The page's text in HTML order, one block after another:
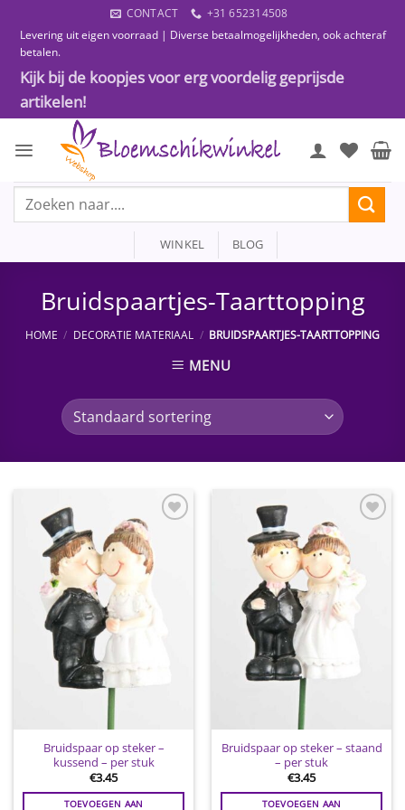
naar
inhoud
CONTACT
+31 652314508
Levering uit eigen voorraad | Diverse betaalmogelijkheden, ook achteraf
betalen.
Kijk bij de koopjes voor erg voordelig geprijsde
artikelen!
Zoeken
WINKEL BLOG
Bruidspaartjes-Taarttopping
HOME / DECORATIE MATERIAAL / BRUIDSPAARTJES-TAARTTOPPING
MENU
Toevoegen
aan
wenslijst
Bruidspaar op steker –
kussend – per stuk
€3.45
TOEVOEGEN AAN
Toevoegen
wenslijst
Bruidspaar op steker – staand
– per stuk
€3.45
TOEVOEGEN AAN